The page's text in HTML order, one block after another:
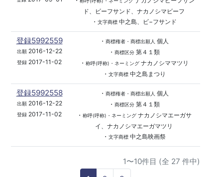
ド、ビーフサンド、ナカノシマビーフ
・ 文字商標中之島、ビ−フサンド
登録5992559
出願2016-12-22
登録 2017-11-02
・ 商標権者・商標出願人 個人
・ 商標区分第４１類
・ 称呼(呼称)・ネーミングナカノシママツリ
・ 文字商標中之島まつり
登録5992558
出願2016-12-22
登録 2017-11-02
・ 商標権者・商標出願人 個人
・ 商標区分第４１類
・ 称呼(呼称)・ネーミングナカノシマエーガサ
イ、ナカノシマエーガマツリ
・ 文字商標中之島映画祭
1〜10件目 (全 27 件中)